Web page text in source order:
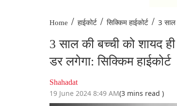
Home / हाईकोर्ट / सिक्किम हाईकोर्ट / 3 साल
3 साल की बच्ची को शायद
डर लगेगा: सिक्किम हाईकोर्ट
Shahadat
19 June 2024 8:49 AM(3 mins read )